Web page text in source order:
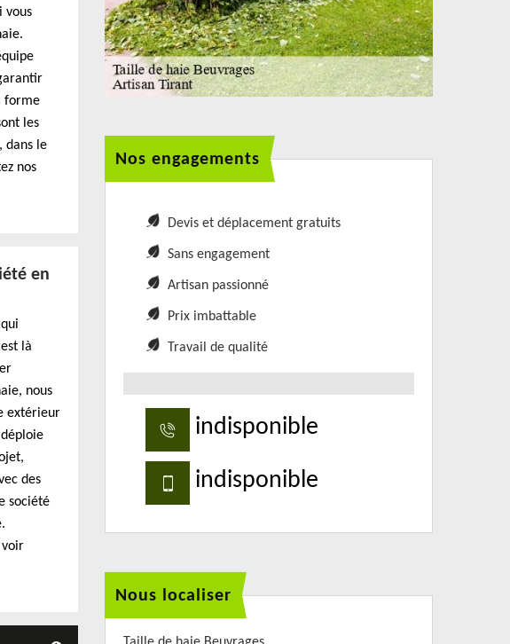
vous
forme
les
dans le
nos
en
là
nous
extérieur
des
société
voir
Nos engagements
Devis et déplacement gratuits
Sans engagement
Artisan passionné
Prix imbattable
Travail de qualité
indisponible
indisponible
Nous localiser